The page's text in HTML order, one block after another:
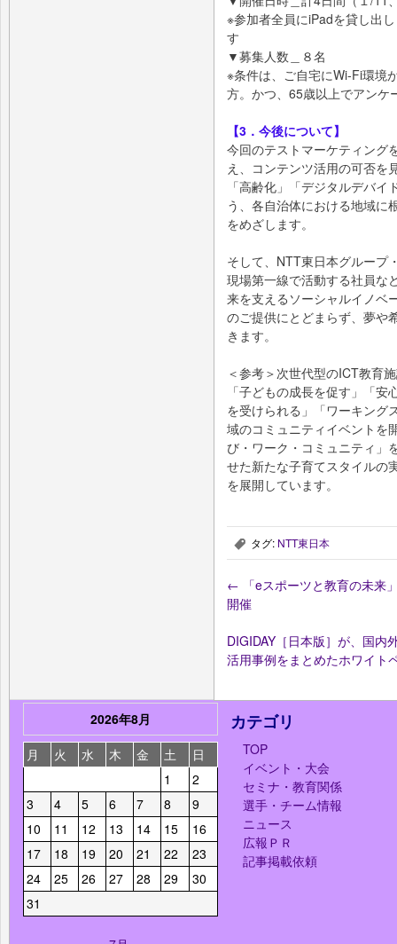
※参加者全員にiPadを貸し出
す
▼募集人数＿８名
※条件は、ご自宅にWi-Fi環境
方。かつ、65歳以上でアンケ
【3．今後について】
今回のテストマーケティング
え、コンテンツ活用の可否を
「高齢化」「デジタルデバ
う、各自治体における地域に
をめざします。
そして、NTT東日本グループ
現場第一線で活動する社員な
来を支えるソーシャルイノベ
のご提供にとどまらず、夢や
きます。
＜参考＞次世代型のICT教育
「子どもの成長を促す」「
を受けられる」「ワーキング
域のコミュニティイベントを
び・ワーク・コミュニティ」
せた新たな子育てスタイルの
を展開しています。
, タグ: NTT東日本
← 「eスポーツと教育の未来
開催
DIGIDAY［日本版］が、国内
活用事例をまとめたホワイト
2026年8月
月
火 水 木 金 土
日
1
2
3
4 5 6 7 8
9
10
11 12 13 14 15
16
17
18 19 20 21 22
23
24
25 26 27 28 29
30
31
カテゴリ
TOP
イベント・大会
セミナ・教育関係
選手・チーム情報
ニュース
広報ＰＲ
記事掲載依頼